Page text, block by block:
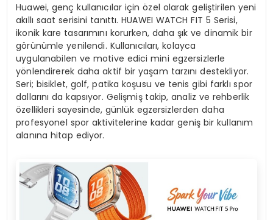
Huawei, genç kullanıcılar için özel olarak geliştirilen yeni
akıllı saat serisini tanıttı. HUAWEI WATCH FIT 5 Serisi,
ikonik kare tasarımını korurken, daha şık ve dinamik bir
görünümle yenilendi. Kullanıcıları, kolayca
uygulanabilen ve motive edici mini egzersizlerle
yönlendirerek daha aktif bir yaşam tarzını destekliyor.
Seri; bisiklet, golf, patika koşusu ve tenis gibi farklı spor
dallarını da kapsıyor. Gelişmiş takip, analiz ve rehberlik
özellikleri sayesinde, günlük egzersizlerden daha
profesyonel spor aktivitelerine kadar geniş bir kullanım
alanına hitap ediyor.